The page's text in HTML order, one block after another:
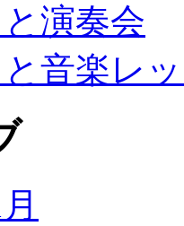
演奏会
音楽レ